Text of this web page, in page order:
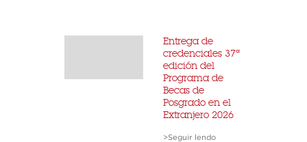
Entrega de
credenciales 37ª
edición del
Programa de
Becas de
Posgrado en el
Extranjero 2026
>Seguir lendo